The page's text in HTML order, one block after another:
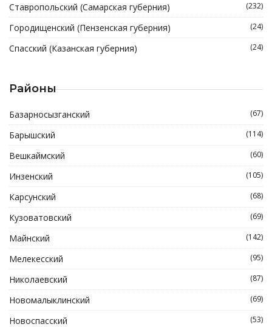
Ставропольский (Самарская губерния) (232)
Городищенский (Пензенская губерния) (24)
Спасский (Казанская губерния) (24)
Районы
Базарносызганский (67)
Барышский (114)
Вешкаймский (60)
Инзенский (105)
Карсунский (68)
Кузоватовский (69)
Майнский (142)
Мелекесский (95)
Николаевский (87)
Новомалыклинский (69)
Новоспасский (53)